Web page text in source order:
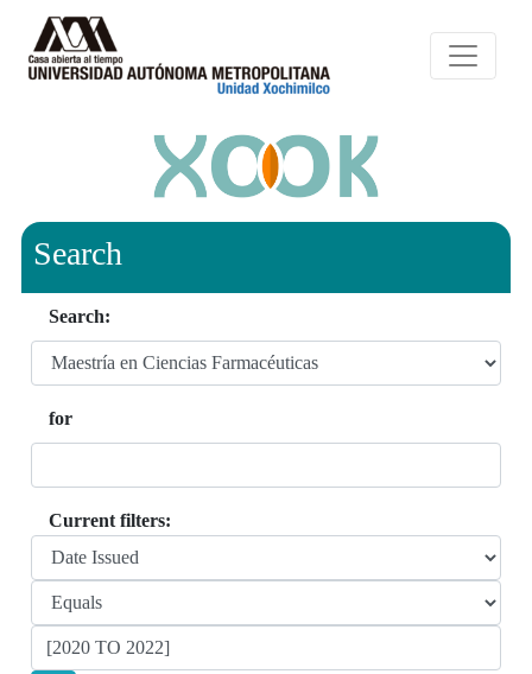
Search
Search:
for
Current filters: